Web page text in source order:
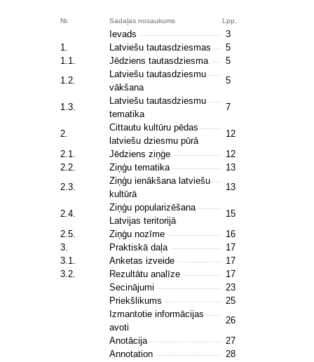
Nr. Sadaļas nosaukums Lpp.
Ievads
3
1.
Latviešu tautasdziesmas
5
1.1.
Jēdziens tautasdziesma
5
1.2.
Latviešu tautasdziesmu
vākšana
5
1.3.
Latviešu tautasdziesmu
tematika
7
2.
Cittautu kultūru pēdas
latviešu dziesmu pūrā
12
2.1.
Jēdziens ziņģe
12
2.2.
Ziņģu tematika
13
2.3.
Ziņģu ienākšana latviešu
kultūrā
13
2.4.
Ziņģu popularizēšana
Latvijas teritorijā
15
2.5.
Ziņģu nozīme
16
3.
Praktiskā daļa
17
3.1.
Anketas izveide
17
3.2.
Rezultātu analīze
17
Secinājumi
23
Priekšlikums
25
Izmantotie informācijas
avoti
26
Anotācija
27
Annotation
28